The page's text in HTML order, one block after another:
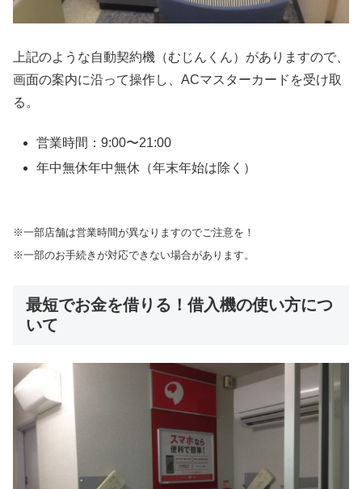
上記のような自動契約機（むじんくん）がありますので、
画面の案内に沿って操作し、ACマスターカードを受け取
る。
営業時間：9:00〜21:00
年中無休年中無休（年末年始は除く）
※一部店舗は営業時間が異なりますのでご注意を！
※一部のお手続きが対応できない場合があります。
最短でお金を借りる！借入機の使い方につ
いて